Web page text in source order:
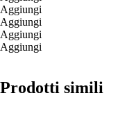
Aggiungi
Aggiungi
Aggiungi
Aggiungi
Prodotti simili